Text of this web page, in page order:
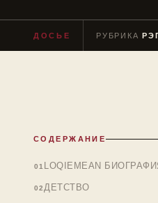
ДОСЬЕ РУБРИКА
СОДЕРЖАНИЕ
LOQIEMEAN
ДЕТСТВО